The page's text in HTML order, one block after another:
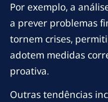
Por exemplo, a
a prever problemas
tornem crises,
adotem medidas
proativa.
Outras tendências